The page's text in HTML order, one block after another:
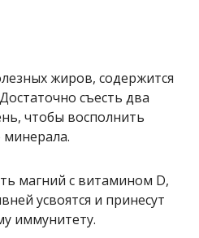
жиров, содержится
съесть два
чтобы восполнить
минерала.
магний с витамином D,
усвоятся и принесут
иммунитету.